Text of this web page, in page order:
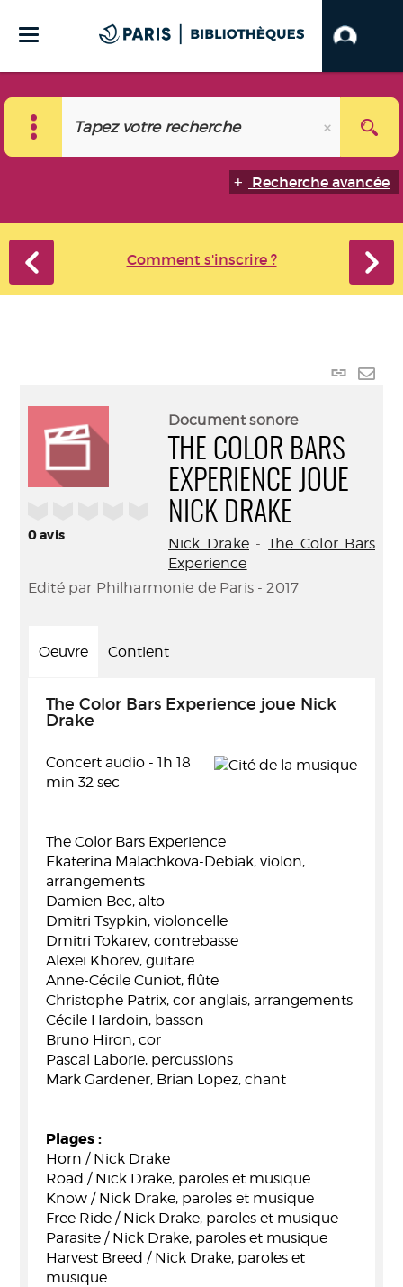
Recherche avancée
Comment s'inscrire ?
Lien
0avis
Document sonore
THE COLOR BARS
EXPERIENCE JOUE
NICK DRAKE
Nick Drake-The Color Bars
Experience
Edité par Philharmonie de Paris - 2017
Oeuvre Contient
The Color Bars Experience joue Nick
Drake
Concert audio - 1h 18
min 32 sec
The Color Bars Experience
Ekaterina Malachkova-Debiak, violon,
arrangements
Damien Bec, alto
Dmitri Tsypkin, violoncelle
Dmitri Tokarev, contrebasse
Alexei Khorev, guitare
Anne-Cécile Cuniot, flûte
Christophe Patrix, cor anglais, arrangements
Cécile Hardoin, basson
Bruno Hiron, cor
Pascal Laborie, percussions
Mark Gardener, Brian Lopez, chant
Plages :
Horn / Nick Drake
Road / Nick Drake, paroles et musique
Know / Nick Drake, paroles et musique
Free Ride / Nick Drake, paroles et musique
Parasite / Nick Drake, paroles et musique
Harvest Breed / Nick Drake, paroles et
musique